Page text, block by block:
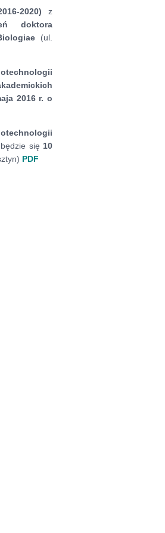
2020)z
doktora
(ul.
2016 r. o
się 10
PDF